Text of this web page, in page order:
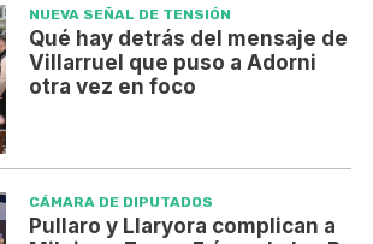
NUEVA SEÑAL DE TENSIÓN
Qué hay detrás del mensaje de
Villarruel que puso a Adorni
otra vez en foco
CÁMARA DE DIPUTADOS
Pullaro y Llaryora complican a